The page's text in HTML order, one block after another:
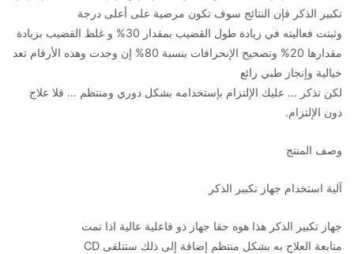
تكبير الذكر فإن النتائج سوف تكون مرضية على أعلى درجة
وثبتت فعاليته في زيادة طول القضيب بمقدار 30% و غلظ القضيب بزيادة
مقدارها 20% وتصحيح الإنحرافات بنسبة 80% إن وجدت وهذه الأرقام تعد
خيالية وإنجاز طبي رائع
لكن تذكر … عليك الإلتزام بإستخدامه بشكل دوري ومنتظم … فلا علاج
دون الإلتزام.
وصف المنتج
آلية استخدام جهاز تكبير الذكر
جهاز تكبير الذكر هذا هوه حقا جهاز ذو فاعلية عالية اذا تمت
متابعة العلاج به بشكل منتظم إضافة إلى ذلك ستتلقى CD